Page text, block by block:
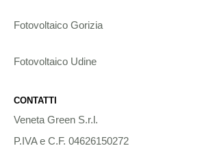
Fotovoltaico Gorizia
Fotovoltaico Udine
CONTATTI
Veneta Green S.r.l.
P.IVA e C.F. 04626150272